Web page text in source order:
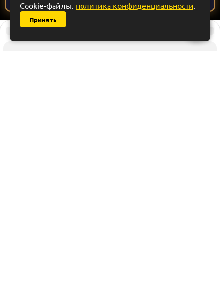
Cookie-файлы. политика конфиденциальности.
Принять